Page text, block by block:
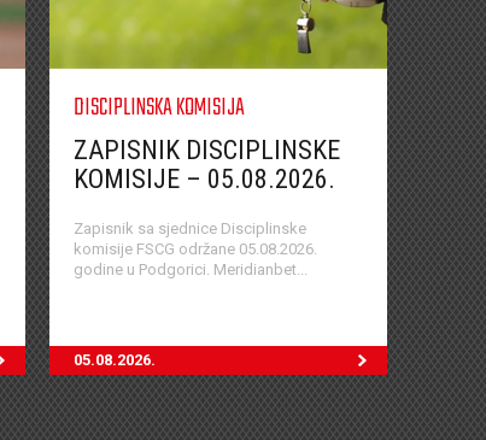
DISCIPLINSKA KOMISIJA
ZAPISNIK DISCIPLINSKE
KOMISIJE – 05.08.2026.
Zapisnik sa sjednice Disciplinske
komisije FSCG održane 05.08.2026.
godine u Podgorici. Meridianbet...
05.08.2026.